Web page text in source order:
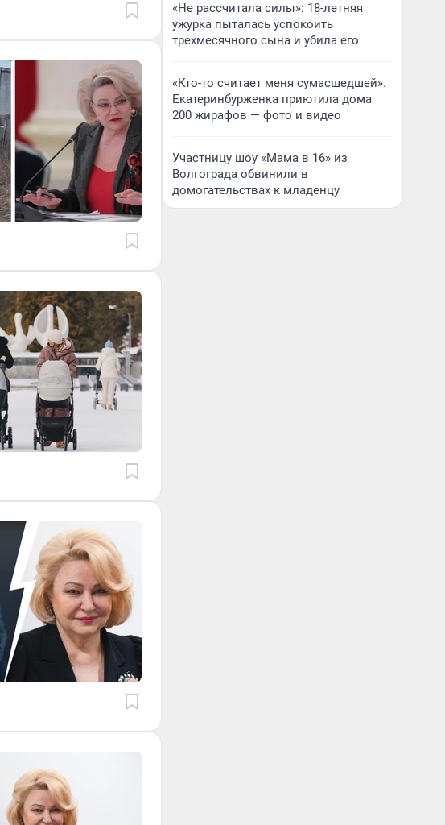
«Не рассчитала силы»: 18-летняя
ужурка пыталась успокоить
трехмесячного сына и убила его
«Кто-то считает меня сумасшедшей».
Екатеринбурженка приютила дома
200 жирафов — фото и видео
Участницу шоу «Мама в 16» из
Волгограда обвинили в
домогательствах к младенцу